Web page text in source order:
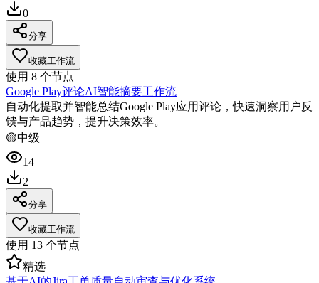
0
分享
收藏工作流
使用 8 个节点
Google Play评论AI智能摘要工作流
自动化提取并智能总结Google Play应用评论，快速洞察用户反
馈与产品趋势，提升决策效率。
🟡中级
14
2
分享
收藏工作流
使用 13 个节点
精选